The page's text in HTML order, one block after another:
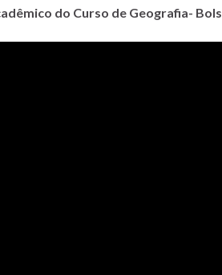
do Curso de Geografia-